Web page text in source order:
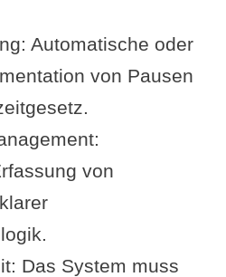
Automatische oder
von Pausen
von
Das System muss